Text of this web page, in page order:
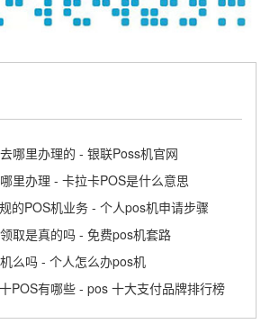
哪里办理的 - 银联Poss机官网
里办理 - 卡拉卡POS是什么意思
的POS机业务 - 个人pos机申请步骤
取是真的吗 - 免费pos机套路
么吗 - 个人怎么办pos机
POS有哪些 - pos 十大支付品牌排行榜